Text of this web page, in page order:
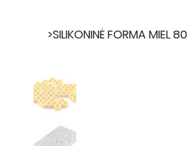
>SILIKONINĖ FORMA MIEL 80